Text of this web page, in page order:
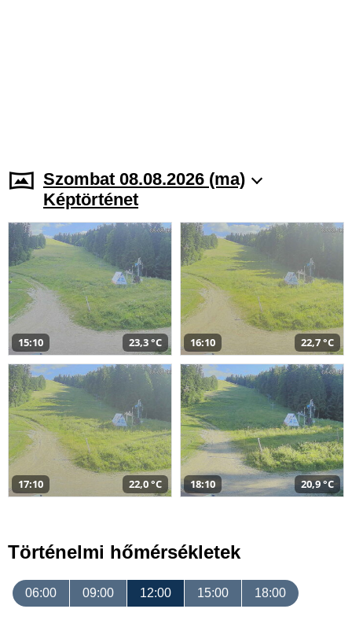
Szombat 08.08.2026 (ma)
Képtörténet
15:10 23,3 °C 16:10 22,7 °C
17:10 22,0 °C 18:10 20,9 °C
Történelmi hőmérsékletek
06:00 09:00 12:00 15:00 18:00